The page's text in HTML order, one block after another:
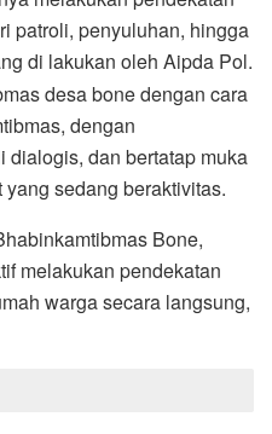
patroli, penyuluhan, hingga
di lakukan oleh Aipda Pol.
desa bone dengan cara
dengan
dialogis, dan bertatap muka
sedang beraktivitas.
Bone,
melakukan pendekatan
warga secara langsung,